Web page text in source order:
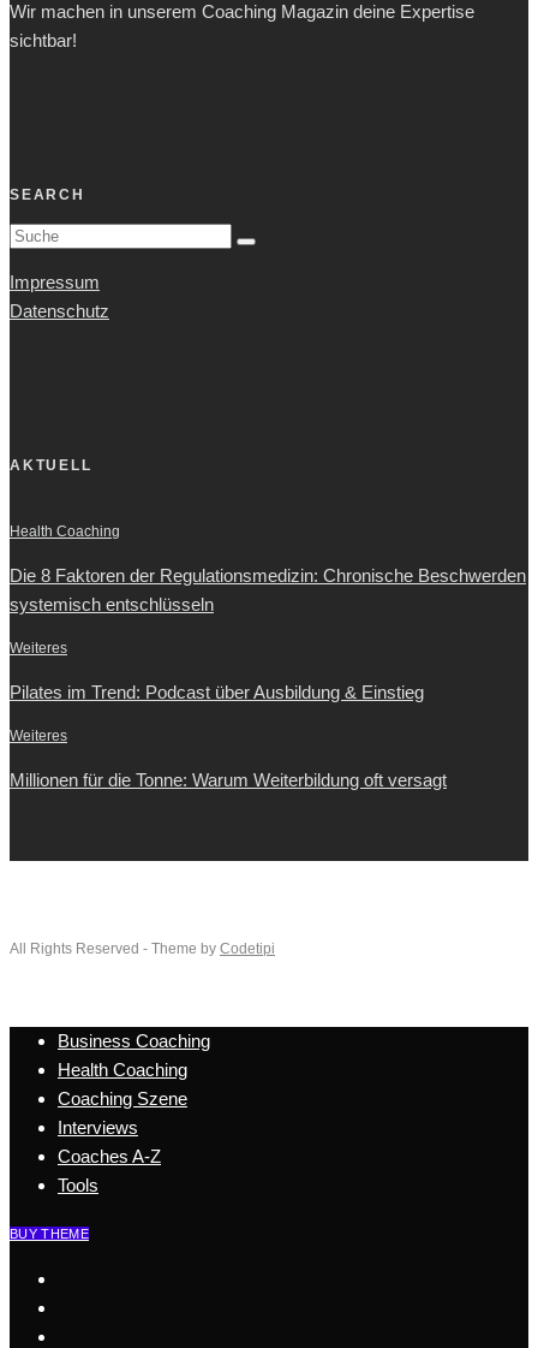
Wir machen in unserem Coaching Magazin deine Expertise
sichtbar!
SEARCH
Impressum
Datenschutz
AKTUELL
Health Coaching
Die 8 Faktoren der Regulationsmedizin: Chronische Beschwerden
systemisch entschlüsseln
Weiteres
Pilates im Trend: Podcast über Ausbildung & Einstieg
Weiteres
Millionen für die Tonne: Warum Weiterbildung oft versagt
All Rights Reserved - Theme by Codetipi
Business Coaching
Health Coaching
Coaching Szene
Interviews
Coaches A-Z
Tools
BUY THEME